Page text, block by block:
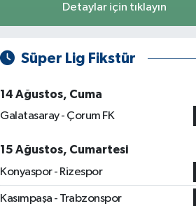
Detaylar için tıklayın
Süper Lig Fikstür
14 Ağustos, Cuma
Galatasaray - Çorum FK
15 Ağustos, Cumartesi
Konyaspor - Rizespor
Kasımpaşa - Trabzonspor